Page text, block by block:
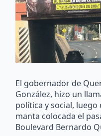
El gobernador de
González, hizo un
política y social,
manta colocada el
Boulevard Bernardo